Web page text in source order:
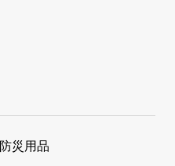
防災用品